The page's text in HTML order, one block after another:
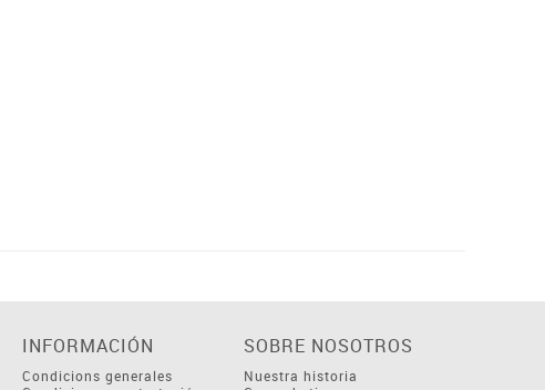
INFORMACIÓN
Condicions generales
SOBRE NOSOTROS
Nuestra historia